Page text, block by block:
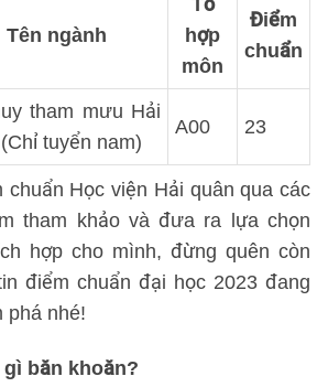
Tên ngành
Tổ
hợp
môn
Điểm
chuẩn
tham mưu Hải
tuyển nam)
A00 23
chuẩn Học viện Hải quân qua các
tham khảo và đưa ra lựa chọn
hợp cho mình, đừng quên còn
điểm chuẩn đại học 2023 đang
phá nhé!
băn khoăn?